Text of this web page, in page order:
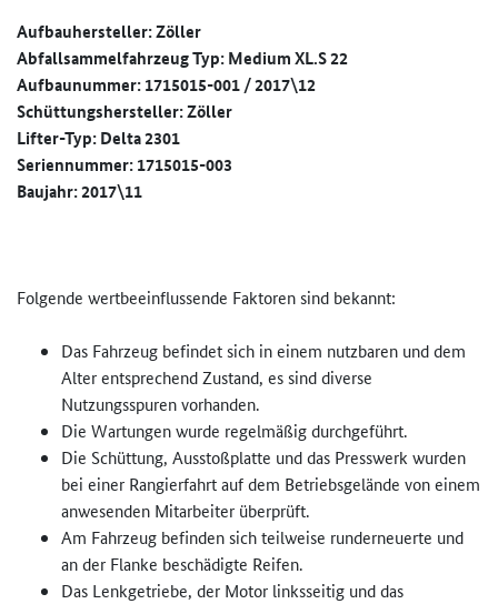
Aufbauhersteller: Zöller
Abfallsammelfahrzeug Typ: Medium XL.S 22
Aufbaunummer: 1715015-001 / 2017\12
Schüttungshersteller: Zöller
Lifter-Typ: Delta 2301
Seriennummer: 1715015-003
Baujahr: 2017\11
Folgende wertbeeinflussende Faktoren sind bekannt:
Das Fahrzeug befindet sich in einem nutzbaren und dem
Alter entsprechend Zustand, es sind diverse
Nutzungsspuren vorhanden.
Die Wartungen wurde regelmäßig durchgeführt.
Die Schüttung, Ausstoßplatte und das Presswerk wurden
bei einer Rangierfahrt auf dem Betriebsgelände von einem
anwesenden Mitarbeiter überprüft.
Am Fahrzeug befinden sich teilweise runderneuerte und
an der Flanke beschädigte Reifen.
Das Lenkgetriebe, der Motor linksseitig und das